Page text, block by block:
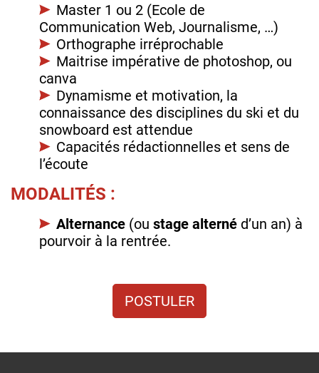
Master 1 ou 2 (Ecole de
Communication Web, Journalisme, …)
Orthographe irréprochable
Maitrise impérative de photoshop, ou
canva
Dynamisme et motivation, la
connaissance des disciplines du ski et du
snowboard est attendue
Capacités rédactionnelles et sens de
l’écoute
MODALITÉS :
Alternance (ou stage alterné d’un an) à
pourvoir à la rentrée.
POSTULER